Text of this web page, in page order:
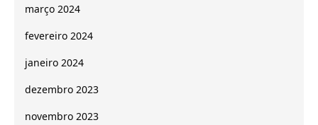
março 2024
fevereiro 2024
janeiro 2024
dezembro 2023
novembro 2023